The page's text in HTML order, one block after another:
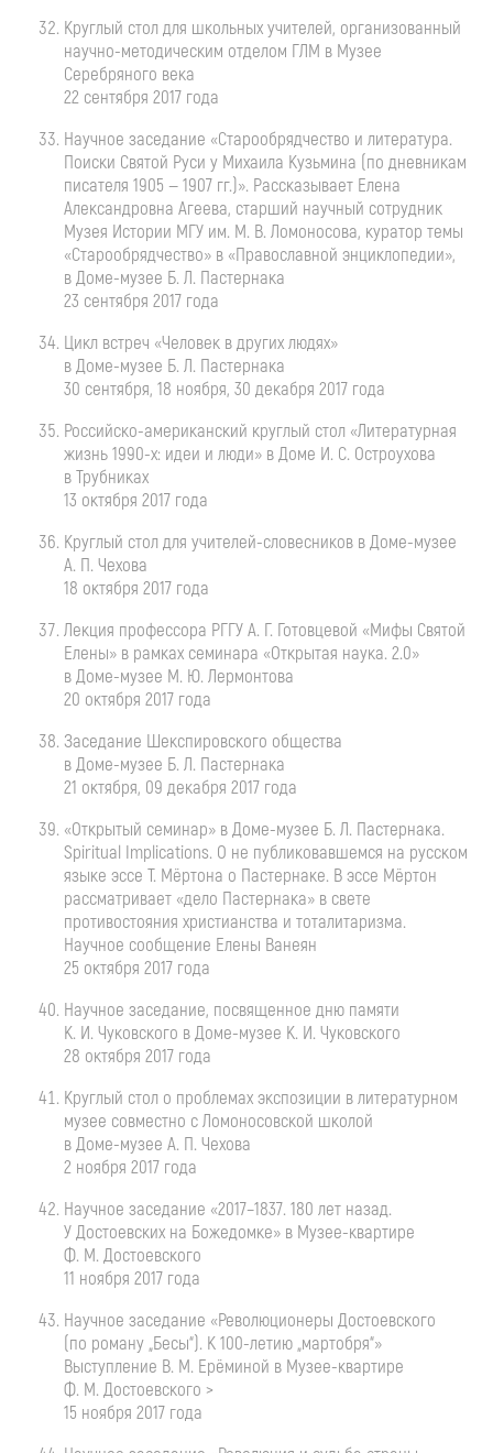
Круглый стол для школьных учителей, организованный
научно-методическим отделом ГЛМ в Музее
Серебряного века
22 сентября 2017 года
Научное заседание «Старообрядчество и литература.
Поиски Святой Руси у Михаила Кузьмина (по дневникам
писателя 1905 — 1907 гг.)». Рассказывает Елена
Александровна Агеева, старший научный сотрудник
Музея Истории МГУ им. М. В. Ломоносова, куратор темы
«Старообрядчество» в «Православной энциклопедии»,
вДоме-музее Б. Л. Пастернака
23 сентября 2017 года
Цикл встреч «Человек в других людях»
вДоме-музее Б. Л. Пастернака
30 сентября, 18 ноября, 30 декабря 2017 года
Российско-американский круглый стол «Литературная
жизнь1990-х: идеи и люди» в Доме И. С. Остроухова
в Трубниках
13 октября 2017 года
Круглый стол для учителей-словесников вДоме-музее
А. П. Чехова
18 октября 2017 года
Лекция профессора РГГУА. Г. Готовцевой «Мифы Святой
Елены» в рамках семинара «Открытая наука. 2.0»
вДоме-музее М. Ю. Лермонтова
20 октября 2017 года
Заседание Шекспировского общества
вДоме-музее Б. Л. Пастернака
21 октября, 09 декабря 2017 года
«Открытый семинар» вДоме-музее Б. Л. Пастернака.
Spiritual Implications. О не публиковавшемся на русском
языке эссе Т. Мёртона о Пастернаке. В эссе Мёртон
рассматривает «дело Пастернака» в свете
противостояния христианства и тоталитаризма.
Научное сообщение Елены Ванеян
25 октября 2017 года
Научное заседание, посвященное дню памяти
К. И. Чуковского вДоме-музее К. И. Чуковского
28 октября 2017 года
Круглый стол о проблемах экспозиции в литературном
музее совместно с Ломоносовской школой
вДоме-музее А. П. Чехова
2 ноября 2017 года
Научное заседание «2017–1837. 180 лет назад.
У Достоевских на Божедомке» в Музее-квартире
Ф. М. Достоевского
11 ноября 2017 года
Научное заседание «Революционеры Достоевского
(по роману „Бесы“). К100-летию„мартобря“»
Выступление В. М. Ерёминой в Музее-квартире
Ф. М. Достоевского >
15 ноября 2017 года